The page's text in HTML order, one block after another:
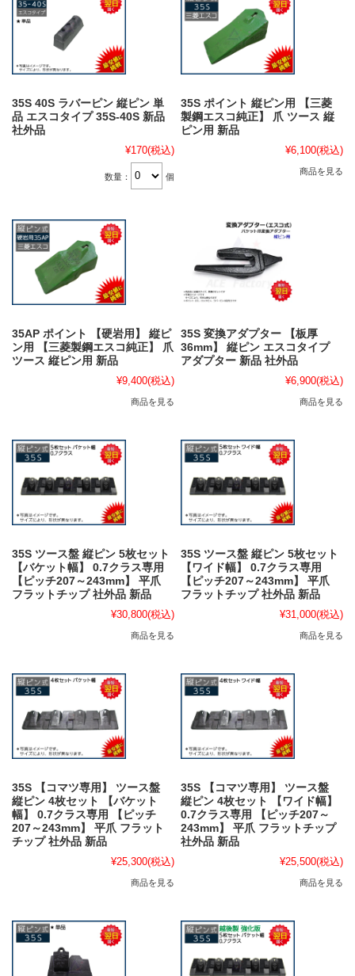
35S 40S ラバーピン 縦ピン 単
品 エスコタイプ 35S-40S 新品
社外品
¥170(税込)
数量： 個
35S ポイント 縦ピン用 【三菱
製鋼エスコ純正】 爪 ツース 縦
ピン用 新品
¥6,100(税込)
商品を見る
35AP ポイント 【硬岩用】 縦ピ
ン用 【三菱製鋼エスコ純正】 爪
ツース 縦ピン用 新品
¥9,400(税込)
商品を見る
35S 変換アダプター 【板厚
36mm】 縦ピン エスコタイプ
アダプター 新品 社外品
¥6,900(税込)
商品を見る
35S ツース盤 縦ピン 5枚セット
【バケット幅】 0.7クラス専用
【ピッチ207～243mm】 平爪
フラットチップ 社外品 新品
¥30,800(税込)
商品を見る
35S ツース盤 縦ピン 5枚セット
【ワイド幅】 0.7クラス専用
【ピッチ207～243mm】 平爪
フラットチップ 社外品 新品
¥31,000(税込)
商品を見る
35S 【コマツ専用】 ツース盤
縦ピン 4枚セット 【バケット
幅】 0.7クラス専用 【ピッチ
207～243mm】 平爪 フラット
チップ 社外品 新品
¥25,300(税込)
商品を見る
35S 【コマツ専用】 ツース盤
縦ピン 4枚セット 【ワイド幅】
0.7クラス専用 【ピッチ207～
243mm】 平爪 フラットチップ
社外品 新品
¥25,500(税込)
商品を見る